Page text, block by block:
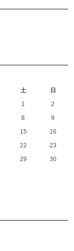
土
日
1
2
8
9
15
16
22
23
29
30